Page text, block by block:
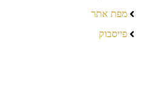
מפת אתר
פייסבוק